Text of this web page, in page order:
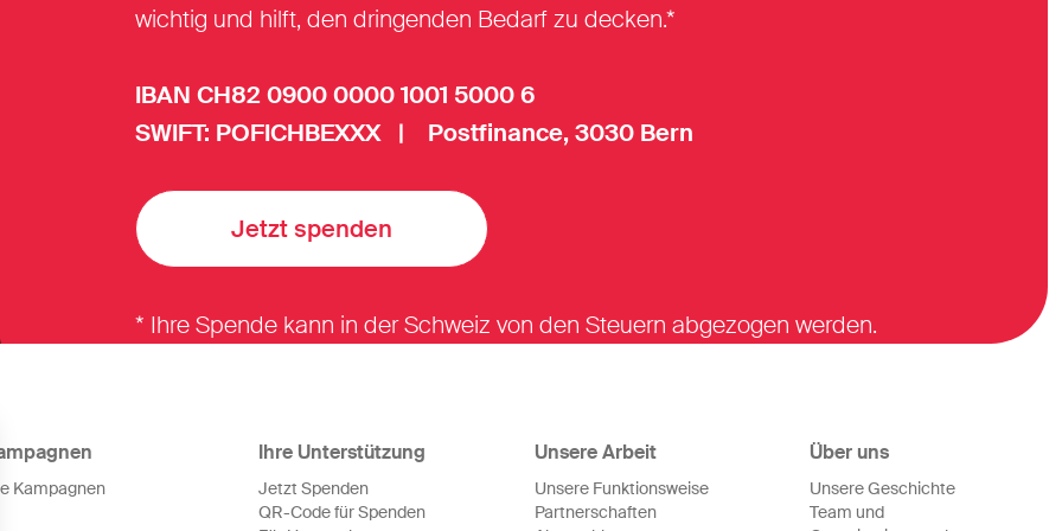
wichtig und hilft, den dringenden Bedarf zu decken.*
IBAN CH82 0900 0000 1001 5000 6
SWIFT: POFICHBEXXX | Postfinance, 3030 Bern
Jetzt spenden
* Ihre Spende kann in der Schweiz von den Steuern abgezogen werden.
Kampagnen
Ihre Unterstützung
Jetzt Spenden
QR-Code für Spenden
Unsere Arbeit
Unsere Funktionsweise
Partnerschaften
Über uns
Unsere Geschichte
Team und